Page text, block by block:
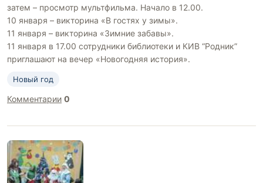
затем – просмотр мультфильма. Начало в 12.00.
10 января – викторина «В гостях у зимы».
11 января – викторина «Зимние забавы».
11 января в 17.00 сотрудники библиотеки и КИВ “Родник”
приглашают на вечер «Новогодняя история».
Новый год
Комментарии 0